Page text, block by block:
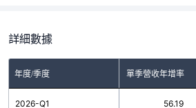
詳細數據
年度/季度 單季營收年增率
2026-Q1 56.19